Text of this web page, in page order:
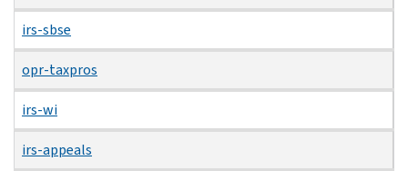
irs-sbse
opr-taxpros
irs-wi
irs-appeals